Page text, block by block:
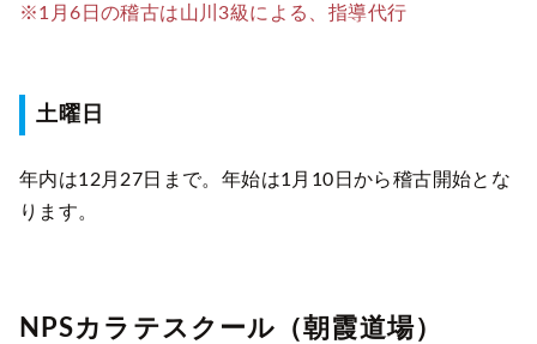
※1月6日の稽古は山川3級による、指導代行
土曜日
年内は12月27日まで。年始は1月10日から稽古開始とな
ります。
NPSカラテスクール（朝霞道場）